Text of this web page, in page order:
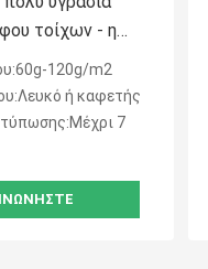
τοίχων - η
την ταινία
σε
120g/m2
ή καφετής
7